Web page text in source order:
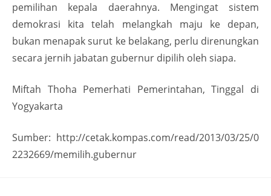
pemilihan kepala daerahnya. Mengingat sistem
demokrasi kita telah melangkah maju ke depan,
bukan menapak surut ke belakang, perlu direnungkan
secara jernih jabatan gubernur dipilih oleh siapa.
Miftah Thoha Pemerhati Pemerintahan, Tinggal di
Yogyakarta
Sumber: http://cetak.kompas.com/read/2013/03/25/0
2232669/memilih.gubernur